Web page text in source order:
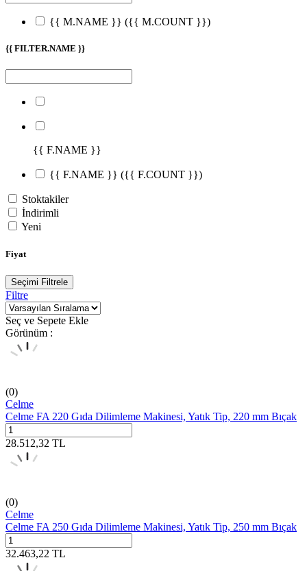
{{ M.NAME }} ({{ M.COUNT }})
{{ FILTER.NAME }}
{{ F.NAME }}
{{ F.NAME }} ({{ F.COUNT }})
Stoktakiler
İndirimli
Yeni
Fiyat
Seçimi Filtrele
Filtre
Seç ve Sepete Ekle
Görünüm :
(0)
Celme
Celme FA 220 Gıda Dilimleme Makinesi, Yatık Tip, 220 mm Bıçak
28.512,32 TL
(0)
Celme
Celme FA 250 Gıda Dilimleme Makinesi, Yatık Tip, 250 mm Bıçak
32.463,22 TL